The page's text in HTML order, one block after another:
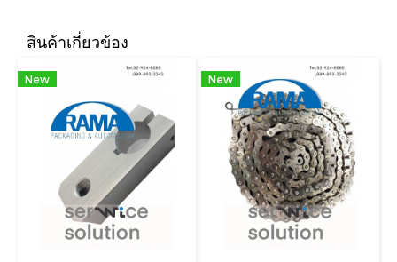
สินค้าเกี่ยวข้อง
New New